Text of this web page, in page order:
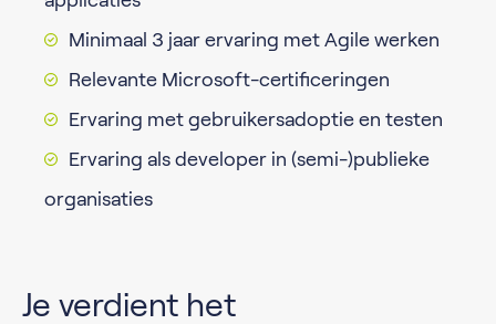
Minimaal 3 jaar ervaring met Agile werken
Relevante Microsoft-certificeringen
Ervaring met gebruikersadoptie en testen
Ervaring als developer in (semi-)publieke
organisaties
Je verdient het